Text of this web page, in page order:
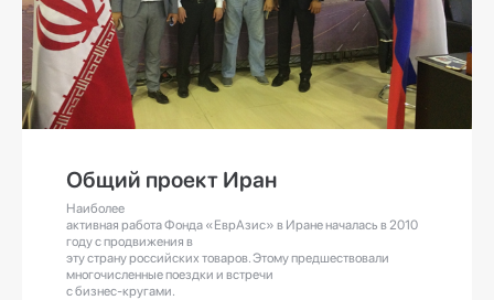
Общий проект Иран
Наиболее
активная работа Фонда «ЕврАзис» в Иране началась в 2010
году с продвижения в
эту страну российских товаров. Этому предшествовали
многочисленные поездки и встречи
с бизнес-кругами.